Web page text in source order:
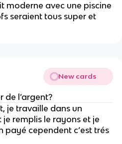
moderne avec une piscine
seraient tous super et
New cards
de l’argent?
je travaille dans un
remplis le rayons et je
payé cependent c’est trés